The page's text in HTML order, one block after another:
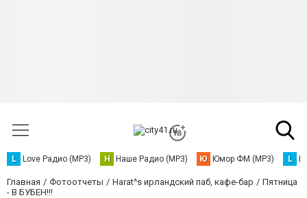
L Love Радио (MP3) Н Наше Радио (MP3) Ю Юмор ФМ (MP3) L
Главная Фотоотчеты Harat^s ирландский паб, кафе-бар
Пятница
- В БУБЕН!!!